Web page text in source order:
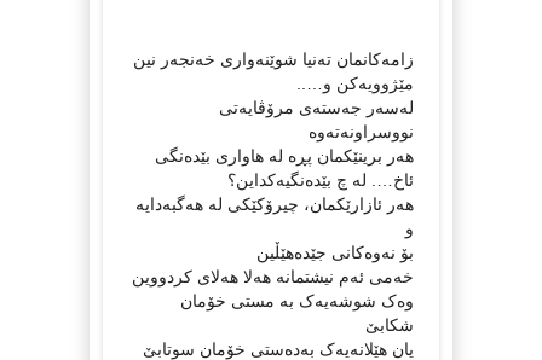
زامەکانمان تەنیا شوێنەواری خەنجەر نین
مێژوویەکن و…..
لەسەر جەستەی مرۆڤایەتی
نووسراونەتەوە
هەر برینێکمان پڕە لە هاواری بێدەنگی
ئاخ…. لە چ بێدەنگیەکداین؟
هەر ئازارێکمان، چیرۆکێکی لە هەگبەدایە
و
بۆ نەوەکانی جێدەهێڵین
خەمی ئەم نیشتمانە هەلا هەلای کردووین
وەک شوشەیەک بە مستی خۆمان
شکابێ
یان هێلانەیەک بەدەستی خۆمان سوتابێ